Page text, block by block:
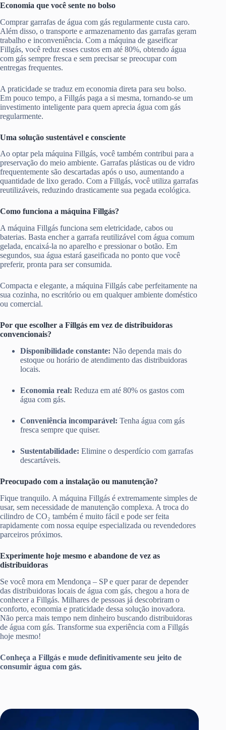
Economia que você sente no bolso
Comprar garrafas de água com gás regularmente custa caro.
Além disso, o transporte e armazenamento das garrafas geram
trabalho e inconveniência. Com a máquina de gaseificar
Fillgás, você reduz esses custos em até 80%, obtendo água
com gás sempre fresca e sem precisar se preocupar com
entregas frequentes.
A praticidade se traduz em economia direta para seu bolso.
Em pouco tempo, a Fillgás paga a si mesma, tornando-se um
investimento inteligente para quem aprecia água com gás
regularmente.
Uma solução sustentável e consciente
Ao optar pela máquina Fillgás, você também contribui para a
preservação do meio ambiente. Garrafas plásticas ou de vidro
frequentemente são descartadas após o uso, aumentando a
quantidade de lixo gerado. Com a Fillgás, você utiliza garrafas
reutilizáveis, reduzindo drasticamente sua pegada ecológica.
Como funciona a máquina Fillgás?
A máquina Fillgás funciona sem eletricidade, cabos ou
baterias. Basta encher a garrafa reutilizável com água comum
gelada, encaixá-la no aparelho e pressionar o botão. Em
segundos, sua água estará gaseificada no ponto que você
preferir, pronta para ser consumida.
Compacta e elegante, a máquina Fillgás cabe perfeitamente na
sua cozinha, no escritório ou em qualquer ambiente doméstico
ou comercial.
Por que escolher a Fillgás em vez de distribuidoras
convencionais?
Disponibilidade constante: Não dependa mais do
estoque ou horário de atendimento das distribuidoras
locais.
Economia real: Reduza em até 80% os gastos com
água com gás.
Conveniência incomparável: Tenha água com gás
fresca sempre que quiser.
Sustentabilidade: Elimine o desperdício com garrafas
descartáveis.
Preocupado com a instalação ou manutenção?
Fique tranquilo. A máquina Fillgás é extremamente simples de
usar, sem necessidade de manutenção complexa. A troca do
cilindro de CO₂ também é muito fácil e pode ser feita
rapidamente com nossa equipe especializada ou revendedores
parceiros próximos.
Experimente hoje mesmo e abandone de vez as
distribuidoras
Se você mora em Mendonça – SP e quer parar de depender
das distribuidoras locais de água com gás, chegou a hora de
conhecer a Fillgás. Milhares de pessoas já descobriram o
conforto, economia e praticidade dessa solução inovadora.
Não perca mais tempo nem dinheiro buscando distribuidoras
de água com gás. Transforme sua experiência com a Fillgás
hoje mesmo!
Conheça a Fillgás e mude definitivamente seu jeito de
consumir água com gás.